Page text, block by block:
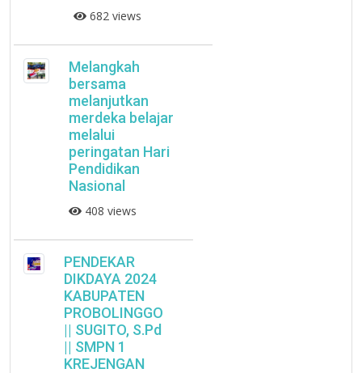
682 views
Melangkah
bersama
melanjutkan
merdeka belajar
melalui
peringatan Hari
Pendidikan
Nasional
408 views
PENDEKAR
DIKDAYA 2024
KABUPATEN
PROBOLINGGO
|| SUGITO, S.Pd
|| SMPN 1
KREJENGAN